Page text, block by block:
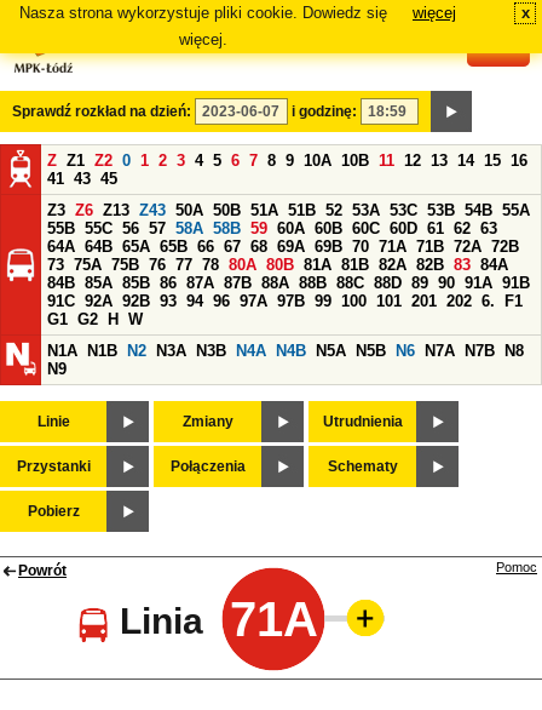
Nasza strona wykorzystuje pliki cookie. Dowiedz się
więcej.
więcej x
Sprawdź rozkład na dzień: i godzinę:
Z Z1 Z2 0 1 2 3 4 5 6 7 8 9 10A 10B 11 12 13 14 15 16
41 43 45
Z3 Z6 Z13 Z43 50A 50B 51A 51B 52 53A 53C 53B 54B 55A
55B 55C 56 57 58A 58B 59 60A 60B 60C 60D 61 62 63
64A 64B 65A 65B 66 67 68 69A 69B 70 71A 71B 72A 72B
73 75A 75B 76 77 78 80A 80B 81A 81B 82A 82B 83 84A
84B 85A 85B 86 87A 87B 88A 88B 88C 88D 89 90 91A 91B
91C 92A 92B 93 94 96 97A 97B 99 100 101 201 202 6.
F1
G1 G2 H
W
N1A
N1B N2 N3A N3B N4A N4B N5A N5B N6 N7A N7B
N8
N9
Linie Zmiany Utrudnienia
Przystanki Połączenia Schematy
Pobierz
Powrót
Linia 71A
Pomoc